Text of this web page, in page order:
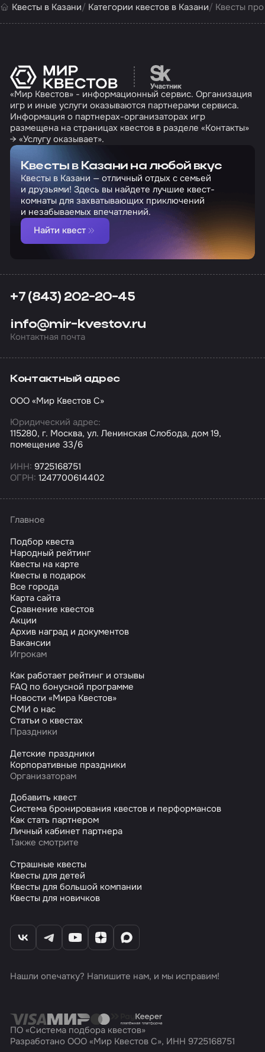
Квесты в Казани Категории квестов в Казани Квесты
Перейти на сайт
«Мир Квестов» - информационный сервис. Организация
игр и иные услуги оказываются партнерами сервиса.
Информация о партнерах-организаторах игр
размещена на страницах квестов в разделе «Контакты»
→ «Услугу оказывает».
Квесты в Казани на любой вкус
Квесты в Казани — отличный отдых с семьей
и друзьями! Здесь вы найдете лучшие квест-
комнаты для захватывающих приключений
и незабываемых впечатлений.
Найти квест
+7 (843) 202-20-45
info@mir-kvestov.ru
Контактная почта
Контактный адрес
ООО «Мир Квестов С»
Юридический адрес:
115280, г. Москва, ул. Ленинская Слобода, дом 19,
помещение 33/6
ИНН: 9725168751
ОГРН: 1247700614402
Главное
Подбор квеста
Народный рейтинг
Квесты на карте
Квесты в подарок
Все города
Карта сайта
Сравнение квестов
Акции
Архив наград и документов
Вакансии
Игрокам
Как работает рейтинг и отзывы
FAQ по бонусной программе
Новости «Мира Квестов»
СМИ о нас
Статьи о квестах
Праздники
Детские праздники
Корпоративные праздники
Организаторам
Добавить квест
Система бронирования квестов и перформансов
Как стать партнером
Личный кабинет партнера
Также смотрите
Страшные квесты
Квесты для детей
Квесты для большой компании
Квесты для новичков
Нашли опечатку? Напишите нам, и мы исправим!
ПО «Система подбора квестов»
Разработано ООО «Мир Квестов С», ИНН 9725168751